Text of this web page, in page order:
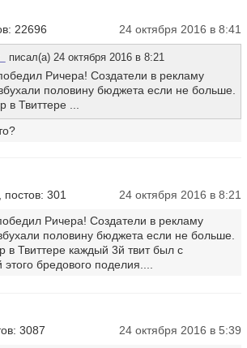
22696 24 октября 2016 в 8:41
писал(а) 24 октября 2016 в 8:21
Ричера! Создатели в рекламу
половину бюджета если не больше.
в Твиттере ...
постов: 301 24 октября 2016 в 8:21
Ричера! Создатели в рекламу
половину бюджета если не больше.
в Твиттере каждый 3й твит был с
бредового поделия....
3087 24 октября 2016 в 5:39